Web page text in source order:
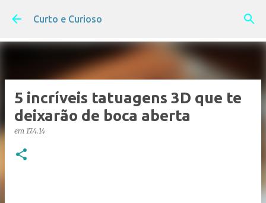
Pular para o conteúdo principal
Curto e Curioso
5 incríveis tatuagens 3D que te
deixarão de boca aberta
em 17.4.14